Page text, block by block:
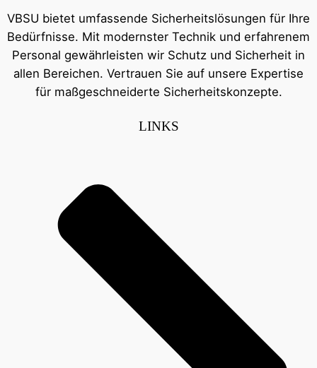
VBSU bietet umfassende Sicherheitslösungen für Ihre
Bedürfnisse. Mit modernster Technik und erfahrenem
Personal gewährleisten wir Schutz und Sicherheit in
allen Bereichen. Vertrauen Sie auf unsere Expertise
für maßgeschneiderte Sicherheitskonzepte.
LINKS